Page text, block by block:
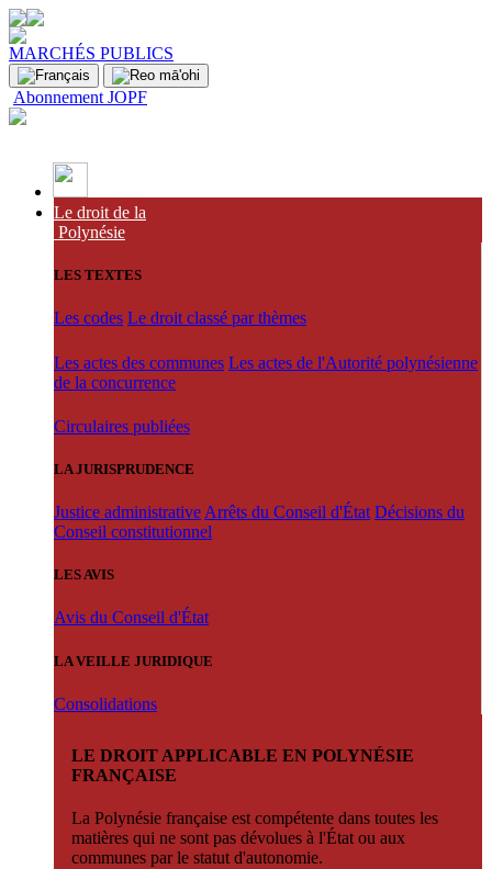
MARCHÉS PUBLICS
Abonnement JOPF
Le droit de la
Polynésie
LES TEXTES
Les codes Le droit classé par thèmes
Les actes des communes Les actes de l'Autorité polynésienne
de la concurrence
Circulaires publiées
LA JURISPRUDENCE
Justice administrative Arrêts du Conseil d'État Décisions du
Conseil constitutionnel
LES AVIS
Avis du Conseil d'État
LA VEILLE JURIDIQUE
Consolidations
LE DROIT APPLICABLE EN POLYNÉSIE
FRANÇAISE
La Polynésie française est compétente dans toutes les
matières qui ne sont pas dévolues à l'État ou aux
communes par le statut d'autonomie.